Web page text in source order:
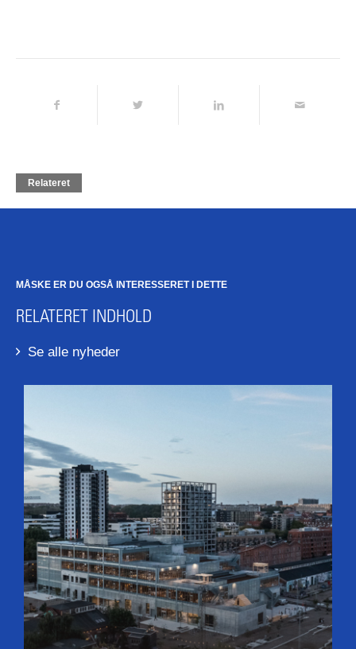
Relateret
MÅSKE ER DU OGSÅ INTERESSERET I DETTE
RELATERET INDHOLD
Se alle nyheder